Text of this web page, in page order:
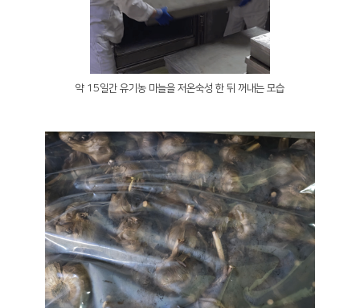
약 15일간 유기농 마늘을 저온숙성 한 뒤 꺼내는 모습